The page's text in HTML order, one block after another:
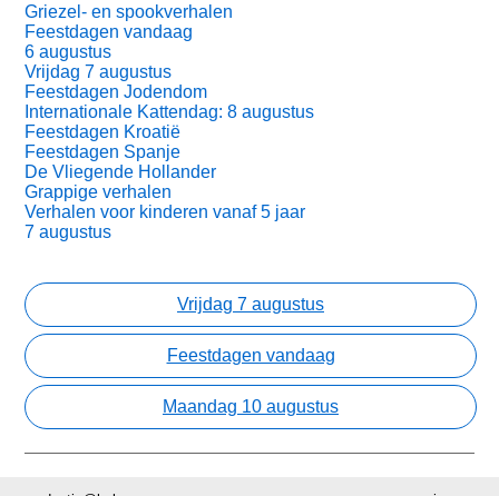
Griezel- en spookverhalen
Feestdagen vandaag
6 augustus
Vrijdag 7 augustus
Feestdagen Jodendom
Internationale Kattendag: 8 augustus
Feestdagen Kroatië
Feestdagen Spanje
De Vliegende Hollander
Grappige verhalen
Verhalen voor kinderen vanaf 5 jaar
7 augustus
Vrijdag 7 augustus
Feestdagen vandaag
Maandag 10 augustus